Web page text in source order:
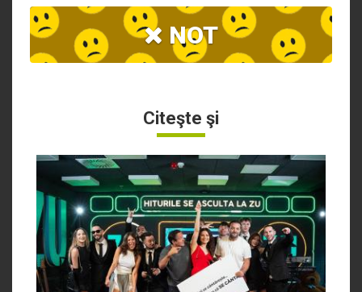
NOT
Citeşte şi